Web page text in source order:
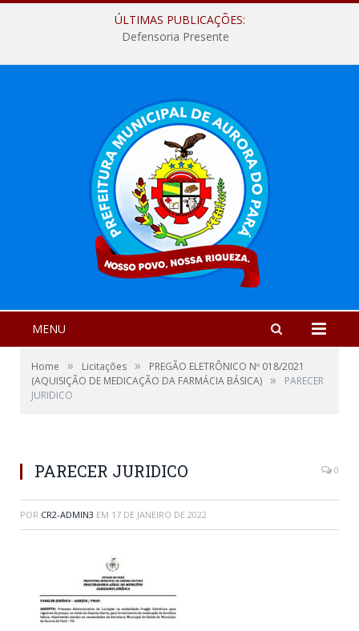
ÚLTIMAS PUBLICAÇÕES:
Defensoria Presente
MENU
Home » Licitações »
PREGÃO ELETRÔNICO Nº 018/2021
(AQUISIÇÃO DE MEDICAÇÃO DA FARMÁCIA BÁSICA) »
PARECER
JURIDICO
PARECER JURIDICO 0
POR CR2-ADMIN3 EM 17 DE JANEIRO DE 2022